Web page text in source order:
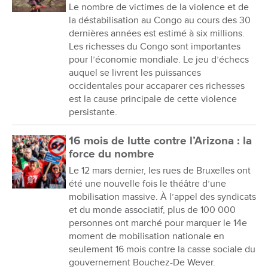
Le nombre de victimes de la violence et de
la déstabilisation au Congo au cours des 30
dernières années est estimé à six millions.
Les richesses du Congo sont importantes
pour l’économie mondiale. Le jeu d’échecs
auquel se livrent les puissances
occidentales pour accaparer ces richesses
est la cause principale de cette violence
persistante.
16 mois de lutte contre l’Arizona : la
force du nombre
Le 12 mars dernier, les rues de Bruxelles ont
été une nouvelle fois le théâtre d’une
mobilisation massive. À l’appel des syndicats
et du monde associatif, plus de 100 000
personnes ont marché pour marquer le 14e
moment de mobilisation nationale en
seulement 16 mois contre la casse sociale du
gouvernement Bouchez-De Wever.